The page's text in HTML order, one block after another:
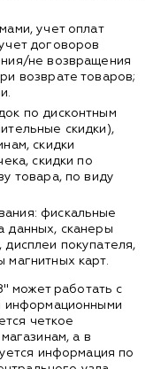
учет оплат
договоров
не возвращения
возврате товаров;
по дисконтным
скидки),
скидки
скидки по
товара, по виду
фискальные
данных, сканеры
покупателя,
магнитных карт.
может работать с
информационными
четкое
а в
информация по